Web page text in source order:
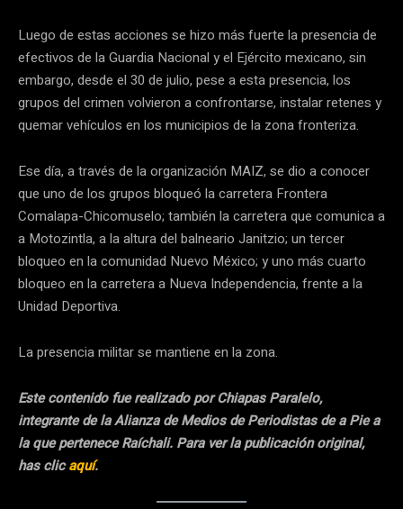
Luego de estas acciones se hizo más fuerte la presencia de
efectivos de la Guardia Nacional y el Ejército mexicano, sin
embargo, desde el 30 de julio, pese a esta presencia, los
grupos del crimen volvieron a confrontarse, instalar retenes y
quemar vehículos en los municipios de la zona fronteriza.
Ese día, a través de la organización MAIZ, se dio a conocer
que uno de los grupos bloqueó la carretera Frontera
Comalapa-Chicomuselo; también la carretera que comunica a
a Motozintla, a la altura del balneario Janitzio; un tercer
bloqueo en la comunidad Nuevo México; y uno más cuarto
bloqueo en la carretera a Nueva Independencia, frente a la
Unidad Deportiva.
La presencia militar se mantiene en la zona.
Este contenido fue realizado por Chiapas Paralelo,
integrante de la Alianza de Medios de Periodistas de a Pie a
la que pertenece Raíchali. Para ver la publicación original,
has clicaquí.